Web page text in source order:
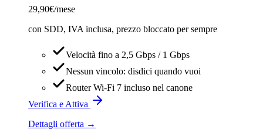
29,90€/mese
con SDD, IVA inclusa, prezzo bloccato per sempre
Velocità fino a 2,5 Gbps / 1 Gbps
Nessun vincolo: disdici quando vuoi
Router Wi-Fi 7 incluso nel canone
Verifica e Attiva
Dettagli offerta →